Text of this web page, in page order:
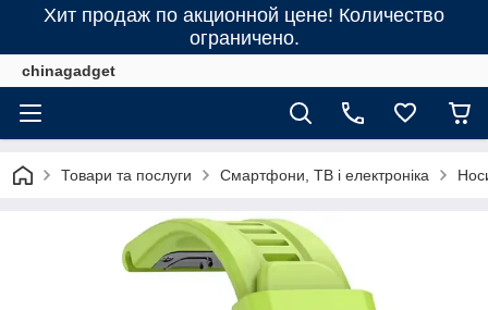
Хит продаж по акционной цене! Количество
ограничено.
chinagadget
Товари та послуги Смартфони, ТВ і електроніка